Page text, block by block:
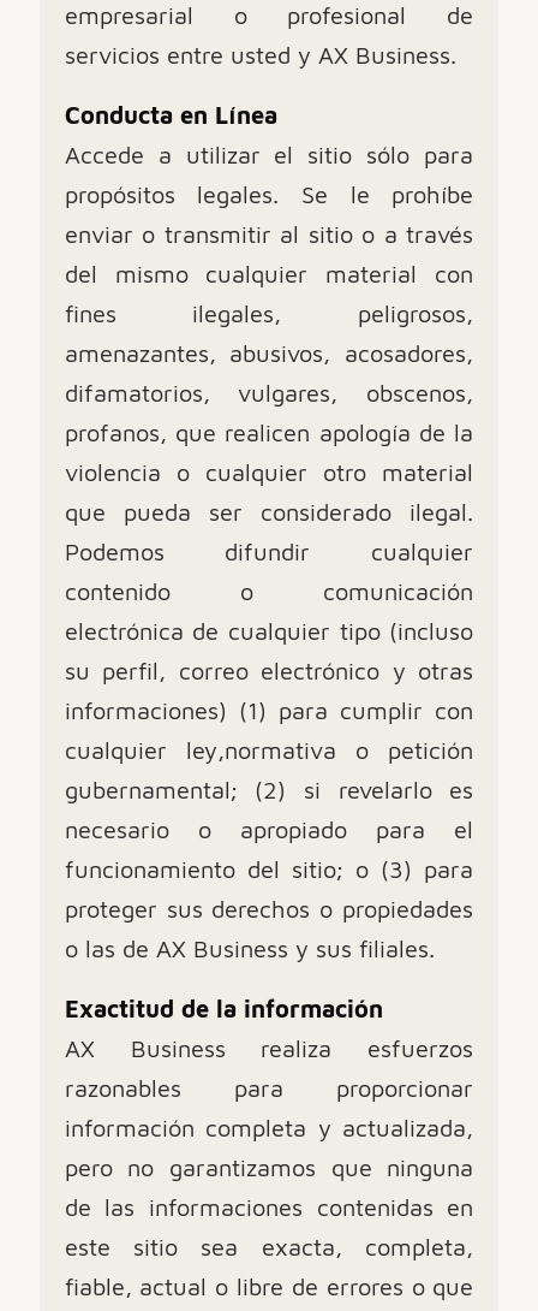
empresarial o profesional de
servicios entre usted y AX Business.
Conducta en Línea
Accede a utilizar el sitio sólo para
propósitos legales. Se le prohíbe
enviar o transmitir al sitio o a través
del mismo cualquier material con
fines ilegales, peligrosos,
amenazantes, abusivos, acosadores,
difamatorios, vulgares, obscenos,
profanos, que realicen apología de la
violencia o cualquier otro material
que pueda ser considerado ilegal.
Podemos difundir cualquier
contenido o comunicación
electrónica de cualquier tipo (incluso
su perfil, correo electrónico y otras
informaciones) (1) para cumplir con
cualquier ley,normativa o petición
gubernamental; (2) si revelarlo es
necesario o apropiado para el
funcionamiento del sitio; o (3) para
proteger sus derechos o propiedades
o las de AX Business y sus filiales.
Exactitud de la información
AX Business realiza esfuerzos
razonables para proporcionar
información completa y actualizada,
pero no garantizamos que ninguna
de las informaciones contenidas en
este sitio sea exacta, completa,
fiable, actual o libre de errores o que